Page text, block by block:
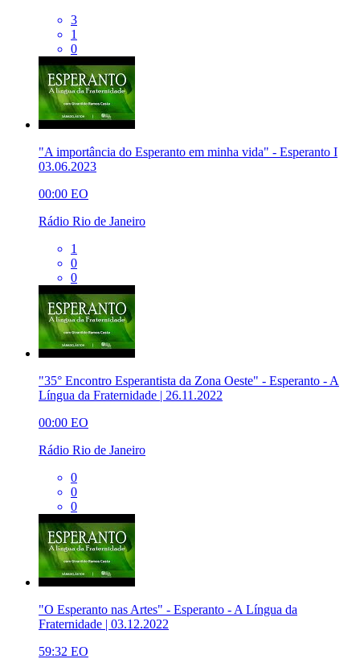
3
1
0
"A importância do Esperanto em minha vida" - Esperanto I
03.06.2023
00:00 EO
Rádio Rio de Janeiro
1
0
0
"35° Encontro Esperantista da Zona Oeste" - Esperanto - A
Língua da Fraternidade | 26.11.2022
00:00 EO
Rádio Rio de Janeiro
0
0
0
"O Esperanto nas Artes" - Esperanto - A Língua da
Fraternidade | 03.12.2022
59:32 EO